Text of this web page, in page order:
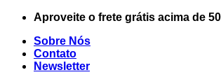
Skip
content
Aproveite o frete grátis acima de
Sobre Nós
Contato
Newsletter